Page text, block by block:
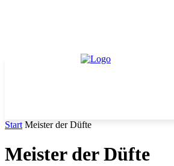
Start Meister der Düfte
Meister der Düfte